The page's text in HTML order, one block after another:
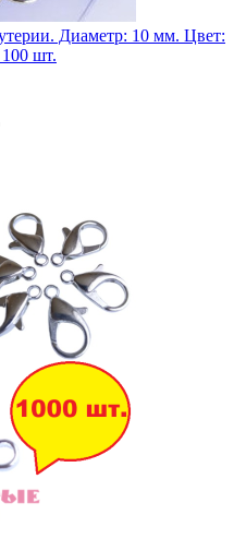
Диаметр: 10 мм. Цвет:
100 шт.